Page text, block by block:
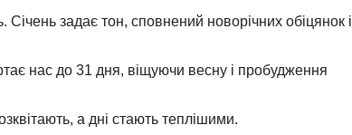
задає тон, сповнений новорічних обіцянок і
нас до 31 дня, віщуючи весну і пробудження
а дні стають теплішими.